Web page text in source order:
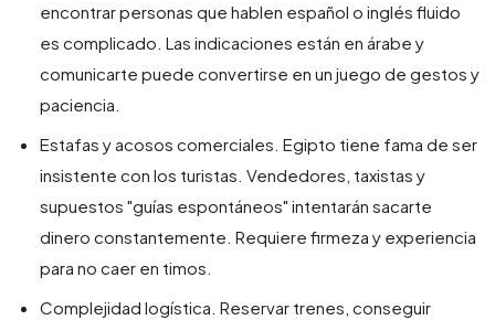
encontrar personas que hablen español o inglés fluido
es complicado. Las indicaciones están en árabe y
comunicarte puede convertirse en un juego de gestos y
paciencia.
Estafas y acosos comerciales. Egipto tiene fama de ser
insistente con los turistas. Vendedores, taxistas y
supuestos "guías espontáneos" intentarán sacarte
dinero constantemente. Requiere firmeza y experiencia
para no caer en timos.
Complejidad logística. Reservar trenes, conseguir